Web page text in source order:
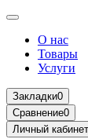
О нас
Товары
Услуги
Закладки0
Сравнение0
Личный кабинет